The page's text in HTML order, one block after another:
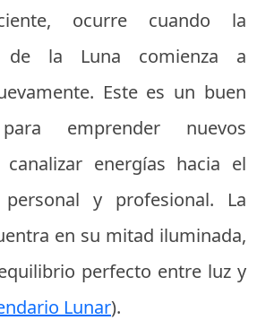
ocurre cuando la
de la Luna comienza a
Este es un buen
emprender nuevos
energías hacia el
personal y profesional. La
en su mitad iluminada,
perfecto entre luz y
Lunar).